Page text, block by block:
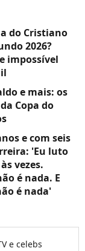
do Cristiano
2026?
impossível
e mais: os
Copa do
e com seis
'Eu luto
vezes.
é nada. E
é nada'
e celebs